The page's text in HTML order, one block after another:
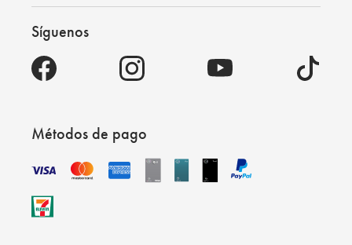
Síguenos
Métodos de pago